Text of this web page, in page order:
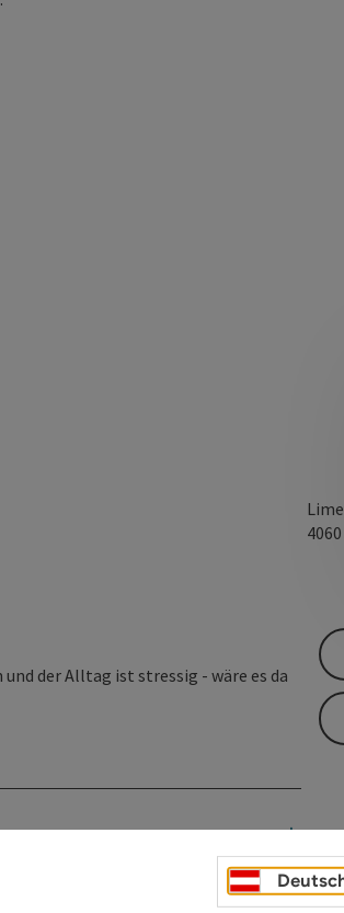
4060
der Alltag ist stressig - wäre es da